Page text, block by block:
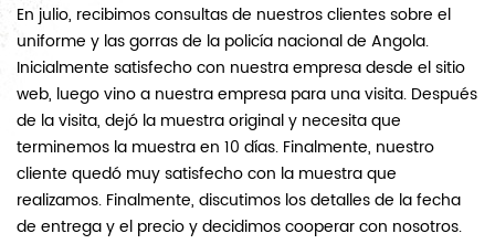
En julio, recibimos consultas de nuestros clientes sobre el
uniforme y las gorras de la policía nacional de Angola.
Inicialmente satisfecho con nuestra empresa desde el sitio
web, luego vino a nuestra empresa para una visita. Después
de la visita, dejó la muestra original y necesita que
terminemos la muestra en 10 días. Finalmente, nuestro
cliente quedó muy satisfecho con la muestra que
realizamos. Finalmente, discutimos los detalles de la fecha
de entrega y el precio y decidimos cooperar con nosotros.